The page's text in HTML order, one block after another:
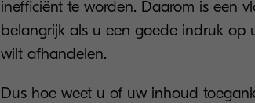
inefficiënt te worden. Daarom is een
belangrijk als u een goede indruk op
wilt afhandelen.
Dus hoe weet u of uw inhoud